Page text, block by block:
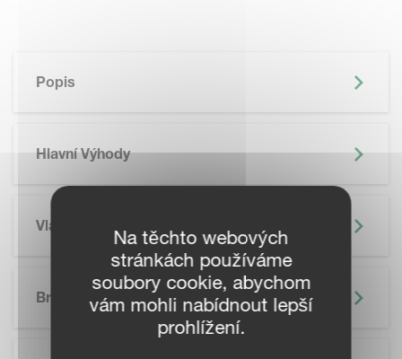
Popis
Hlavní Výhody
Vlastnosti
Brožura
SKIP BROCHURE
Na těchto webových
stránkách používáme
soubory cookie, abychom
vám mohli nabídnout lepší
prohlížení.